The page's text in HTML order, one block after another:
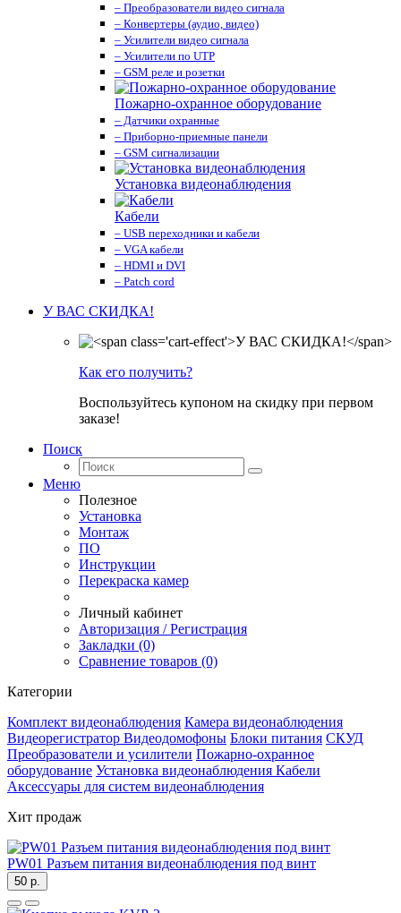
– Преобразователи видео сигнала
– Конвертеры (аудио, видео)
– Усилители видео сигнала
– Усилители по UTP
– GSM реле и розетки
Пожарно-охранное оборудование
– Датчики охранные
– Приборно-приемные панели
– GSM сигнализации
Установка видеонаблюдения
Кабели
– USB переходники и кабели
– VGA кабели
– HDMI и DVI
– Patch cord
У ВАС СКИДКА!
Как его получить?
Воспользуйтесь купоном на скидку при первом
заказе!
Поиск
Меню
Полезное
Установка
Монтаж
ПО
Инструкции
Перекраска камер
Личный кабинет
Авторизация / Регистрация
Закладки (0)
Сравнение товаров (0)
Категории
Комплект видеонаблюдения Камера видеонаблюдения
Видеорегистратор Видеодомофоны Блоки питания СКУД
Преобразователи и усилители Пожарно-охранное
оборудование Установка видеонаблюдения Кабели
Аксессуары для систем видеонаблюдения
Хит продаж
PW01 Разъем питания видеонаблюдения под винт
50 р.